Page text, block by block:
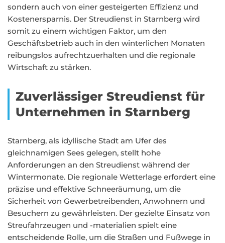
sondern auch von einer gesteigerten Effizienz und
Kostenersparnis. Der Streudienst in Starnberg wird
somit zu einem wichtigen Faktor, um den
Geschäftsbetrieb auch in den winterlichen Monaten
reibungslos aufrechtzuerhalten und die regionale
Wirtschaft zu stärken.
Zuverlässiger Streudienst für
Unternehmen in Starnberg
Starnberg, als idyllische Stadt am Ufer des
gleichnamigen Sees gelegen, stellt hohe
Anforderungen an den Streudienst während der
Wintermonate. Die regionale Wetterlage erfordert eine
präzise und effektive Schneeräumung, um die
Sicherheit von Gewerbetreibenden, Anwohnern und
Besuchern zu gewährleisten. Der gezielte Einsatz von
Streufahrzeugen und -materialien spielt eine
entscheidende Rolle, um die Straßen und Fußwege in